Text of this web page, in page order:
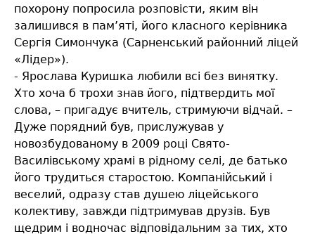
похорону попросила розповісти, яким він
залишився в пам’яті, його класного керівника
Сергія Симончука (Сарненський районний ліцей
«Лідер»).
- Ярослава Куришка любили всі без винятку.
Хто хоча б трохи знав його, підтвердить мої
слова, – пригадує вчитель, стримуючи відчай. –
Дуже порядний був, прислужував у
новозбудованому в 2009 році Свято-
Василівському храмі в рідному селі, де батько
його трудиться старостою. Компанійський і
веселий, одразу став душею ліцейського
колективу, завжди підтримував друзів. Був
щедрим і водночас відповідальним за тих, хто